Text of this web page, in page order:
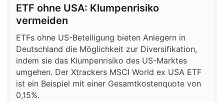
ETF ohne USA: Klumpenrisiko
vermeiden
ETFs ohne US-Beteiligung bieten Anlegern in
Deutschland die Möglichkeit zur Diversifikation,
indem sie das Klumpenrisiko des US-Marktes
umgehen. Der Xtrackers MSCI World ex USA ETF
ist ein Beispiel mit einer Gesamtkostenquote von
0,15%.